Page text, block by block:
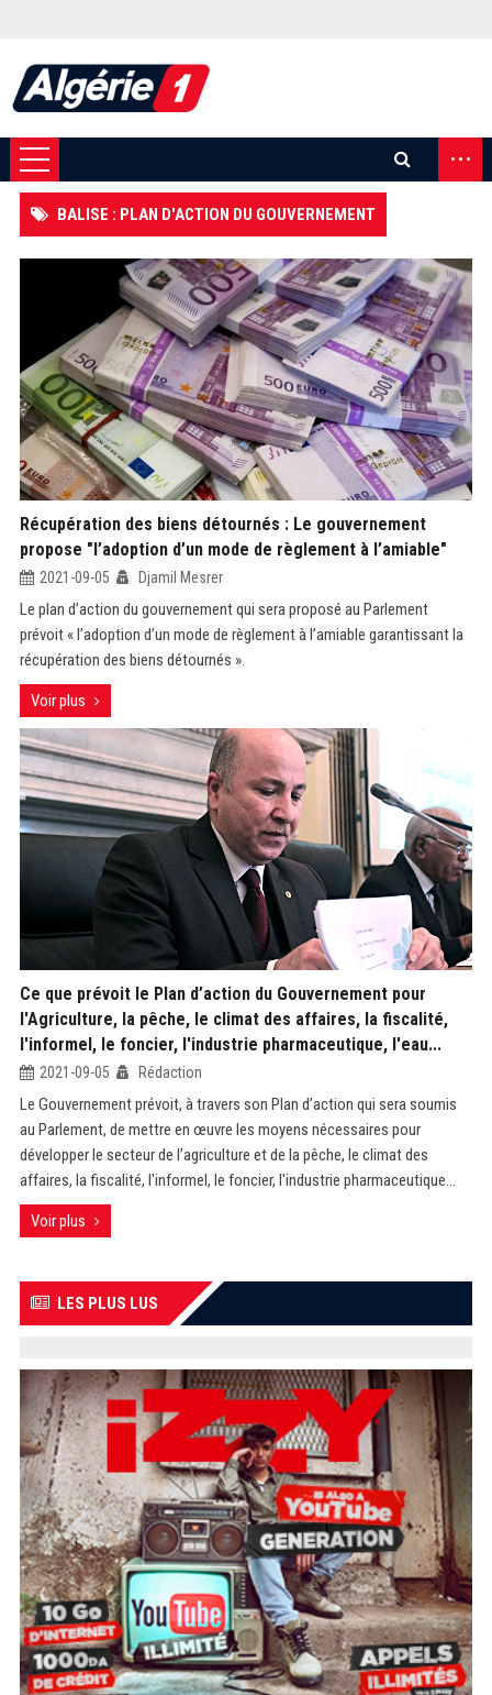
...
BALISE : PLAN D'ACTION DU GOUVERNEMENT
Récupération des biens détournés : Le gouvernement
propose "l’adoption d’un mode de règlement à l’amiable"
2021-09-05 Djamil Mesrer
Le plan d’action du gouvernement qui sera proposé au Parlement
prévoit « l’adoption d’un mode de règlement à l’amiable garantissant la
récupération des biens détournés ».
Voir plus
Ce que prévoit le Plan d’action du Gouvernement pour
l'Agriculture, la pêche, le climat des affaires, la fiscalité,
l'informel, le foncier, l'industrie pharmaceutique, l'eau...
2021-09-05 Rédaction
Le Gouvernement prévoit, à travers son Plan d’action qui sera soumis
au Parlement, de mettre en œuvre les moyens nécessaires pour
développer le secteur de l’agriculture et de la pêche, le climat des
affaires, la fiscalité, l'informel, le foncier, l'industrie pharmaceutique...
Voir plus
LES PLUS LUS